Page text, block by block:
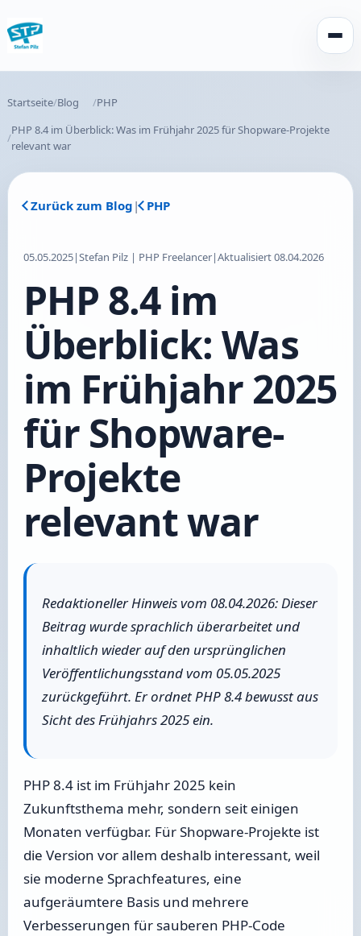
Startseite Blog
PHP
PHP 8.4 im Überblick: Was im Frühjahr 2025 für Shopware-Projekte
relevant war
Zurück zum Blog | PHP
05.05.2025|Stefan Pilz | PHP Freelancer|Aktualisiert 08.04.2026
PHP 8.4 im
Überblick: Was
im Frühjahr 2025
für Shopware-
Projekte
relevant war
Redaktioneller Hinweis vom 08.04.2026: Dieser
Beitrag wurde sprachlich überarbeitet und
inhaltlich wieder auf den ursprünglichen
Veröffentlichungsstand vom 05.05.2025
zurückgeführt. Er ordnet PHP 8.4 bewusst aus
Sicht des Frühjahrs 2025 ein.
PHP 8.4 ist im Frühjahr 2025 kein
Zukunftsthema mehr, sondern seit einigen
Monaten verfügbar. Für Shopware-Projekte ist
die Version vor allem deshalb interessant, weil
sie moderne Sprachfeatures, eine
aufgeräumtere Basis und mehrere
Verbesserungen für sauberen PHP-Code